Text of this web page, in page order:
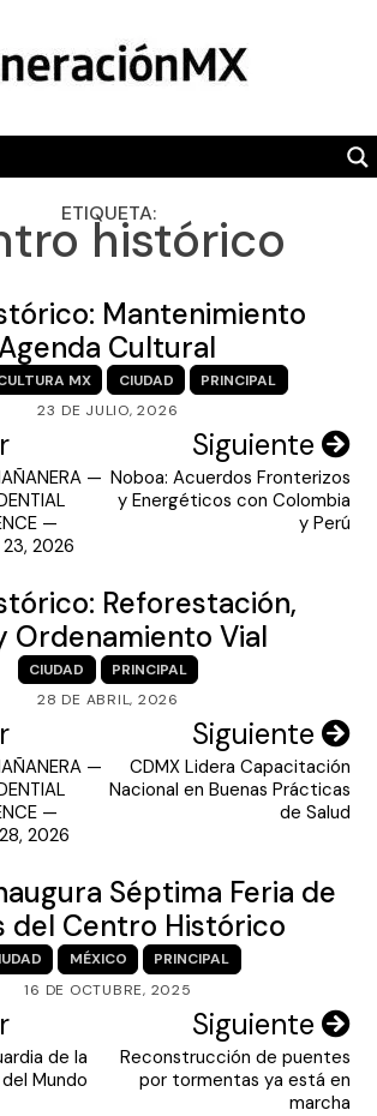
POLÍTICA
CAMALEÓN
OPINIÓN
ENGLISH SECTION
VIDEOS
ETIQUETA:
histórico
Mantenimiento
Cultural
MX CIUDAD
PRINCIPAL
23 DE JULIO, 2026
—
—
23, 2026
Siguiente
Noboa: Acuerdos Fronterizos
y Energéticos con Colombia
y Perú
Reforestación,
Ordenamiento Vial
CIUDAD
PRINCIPAL
28 DE ABRIL, 2026
—
—
2026
Siguiente
CDMX Lidera Capacitación
Nacional en Buenas Prácticas
de Salud
Séptima Feria de
del Centro Histórico
MÉXICO
PRINCIPAL
16 DE OCTUBRE, 2025
de la
Mundo
Siguiente
Reconstrucción de puentes
por tormentas ya está en
marcha